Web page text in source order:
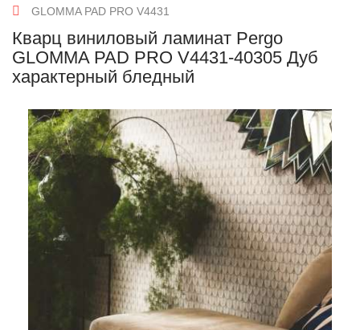
GLOMMA PAD PRO V4431
Кварц виниловый ламинат Pergo
GLOMMA PAD PRO V4431-40305 Дуб
характерный бледный